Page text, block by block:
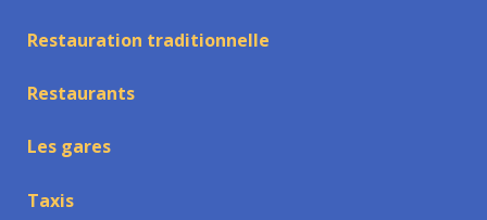
Restauration traditionnelle
Restaurants
Les gares
Taxis